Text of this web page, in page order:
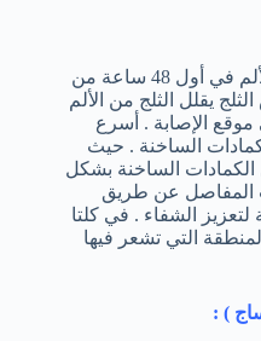
أشهر الطرق المعروفة في تخفيف الألم في أول 48 ساعة من
يقلل الثلج من الألم
موقع الإصابة . أسرع
48 ساعة هو الكمادات الساخنة . حيث
الساخنة بشكل
المفاصل عن طريق
لتعزيز الشفاء . في كلتا
التي تشعر فيها